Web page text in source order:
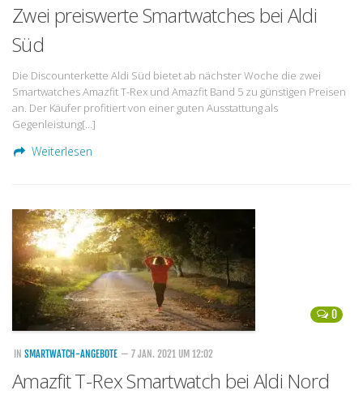
Zwei preiswerte Smartwatches bei Aldi
Süd
Die Discounterkette Aldi Süd bietet ab nächster Woche die zwei
Smartwatches Amazfit T-Rex und Amazfit Band 5 zu günstigen Preisen
an. Der Käufer profitiert von einer guten Ausstattung als
Gegenleistung[…]
Weiterlesen
0
IN SMARTWATCH-ANGEBOTE — 7 JAN. 2021 UM 12:02
Amazfit T-Rex Smartwatch bei Aldi Nord